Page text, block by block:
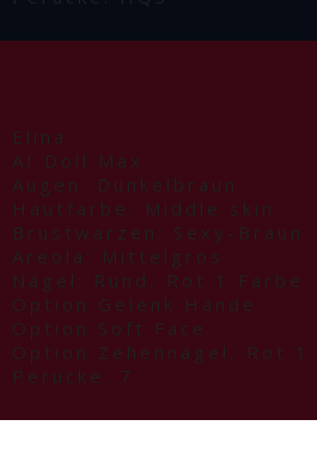
Elina
AI Doll Max
Augen: Dunkelbraun
Hautfarbe: Middle skin
Brustwarzen: Sexy-Braun
Areola: Mittelgros
Nägel: Rund, Rot 1 Farbe
Option Gelenk Hände
Option Soft Face
Option Zehennägel, Rot 1
Perücke: 7